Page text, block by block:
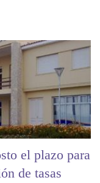
el plazo para
de tasas